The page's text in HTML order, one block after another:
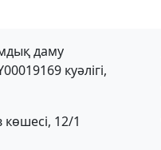
даму
куәлігі,
12/1